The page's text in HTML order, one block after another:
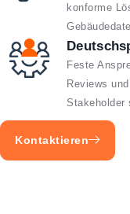
konforme
Feste
Reviews
Stakeholder
Kontaktieren